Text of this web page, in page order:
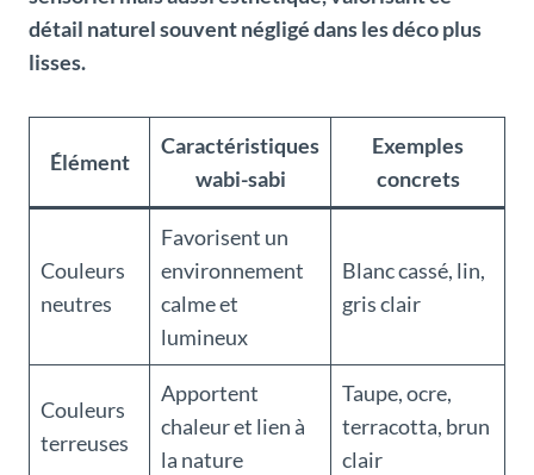
détail naturel souvent négligé dans les déco plus
lisses.
Élément
Caractéristiques
wabi-sabi
Exemples
concrets
Couleurs
neutres
Favorisent un
environnement
calme et
lumineux
Blanc cassé, lin,
gris clair
Couleurs
terreuses
Apportent
chaleur et lien à
la nature
Taupe, ocre,
terracotta, brun
clair